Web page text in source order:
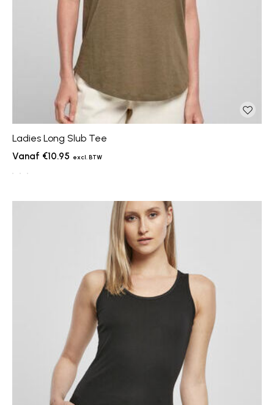
Ladies Long Slub Tee
€10.95